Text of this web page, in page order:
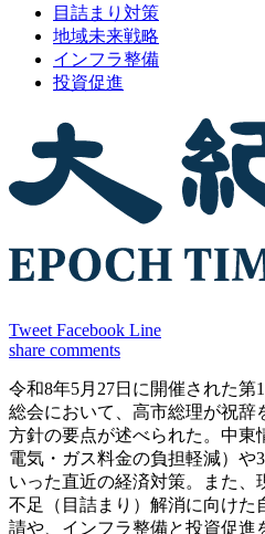
目詰まり対策
地域未来戦略
インフラ整備
投資促進
Tweet Facebook Line
share comments
令和8年5月27日に開催された第
総会において、高市総理が祝辞
方針の要点が述べられた。中東
電気・ガス料金の負担軽減）や
いった直近の経済対策。また
不足（目詰まり）解消に向けた
請や、インフラ整備と投資促進